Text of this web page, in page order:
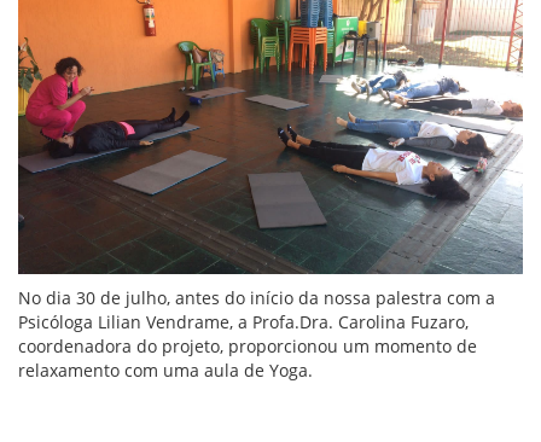
No dia 30 de julho, antes do início da nossa palestra com a
Psicóloga Lilian Vendrame, a Profa.Dra. Carolina Fuzaro,
coordenadora do projeto, proporcionou um momento de
relaxamento com uma aula de Yoga.